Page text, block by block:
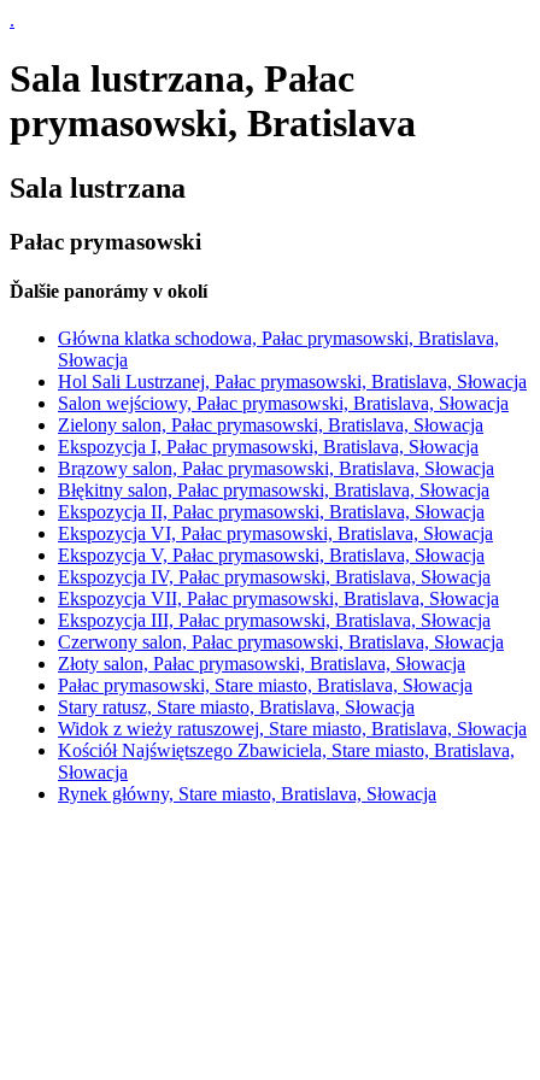
.
Sala lustrzana, Pałac
prymasowski, Bratislava
Sala lustrzana
Pałac prymasowski
Ďalšie panorámy v okolí
Główna klatka schodowa, Pałac prymasowski, Bratislava,
Słowacja
Hol Sali Lustrzanej, Pałac prymasowski, Bratislava, Słowacja
Salon wejściowy, Pałac prymasowski, Bratislava, Słowacja
Zielony salon, Pałac prymasowski, Bratislava, Słowacja
Ekspozycja I, Pałac prymasowski, Bratislava, Słowacja
Brązowy salon, Pałac prymasowski, Bratislava, Słowacja
Błękitny salon, Pałac prymasowski, Bratislava, Słowacja
Ekspozycja II, Pałac prymasowski, Bratislava, Słowacja
Ekspozycja VI, Pałac prymasowski, Bratislava, Słowacja
Ekspozycja V, Pałac prymasowski, Bratislava, Słowacja
Ekspozycja IV, Pałac prymasowski, Bratislava, Słowacja
Ekspozycja VII, Pałac prymasowski, Bratislava, Słowacja
Ekspozycja III, Pałac prymasowski, Bratislava, Słowacja
Czerwony salon, Pałac prymasowski, Bratislava, Słowacja
Złoty salon, Pałac prymasowski, Bratislava, Słowacja
Pałac prymasowski, Stare miasto, Bratislava, Słowacja
Stary ratusz, Stare miasto, Bratislava, Słowacja
Widok z wieży ratuszowej, Stare miasto, Bratislava, Słowacja
Kościół Najświętszego Zbawiciela, Stare miasto, Bratislava,
Słowacja
Rynek główny, Stare miasto, Bratislava, Słowacja